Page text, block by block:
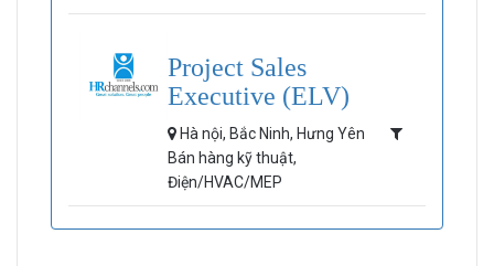
Project Sales
Executive (ELV)
Hà nội, Bắc Ninh, Hưng Yên
Bán hàng kỹ thuật,
Điện/HVAC/MEP